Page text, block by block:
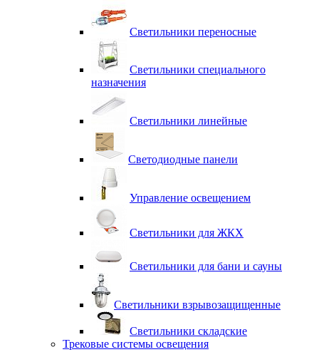
Светильники переносные
Светильники специального
назначения
Светильники линейные
Светодиодные панели
Управление освещением
Светильники для ЖКХ
Светильники для бани и сауны
Светильники взрывозащищенные
Светильники складские
Трековые системы освещения